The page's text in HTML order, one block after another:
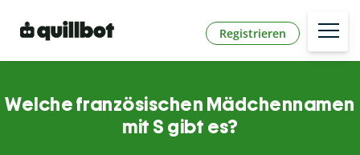
Registrieren
Welche französischen Mädchennamen
mit S gibt es?